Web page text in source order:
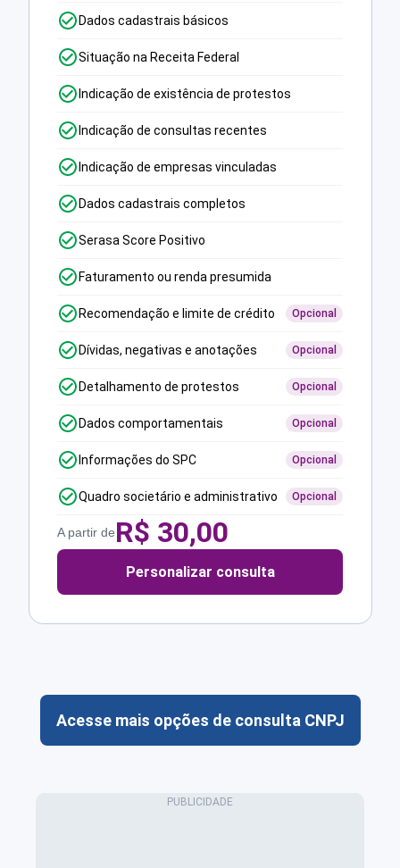
Dados cadastrais básicos
Situação na Receita Federal
Indicação de existência de protestos
Indicação de consultas recentes
Indicação de empresas vinculadas
Dados cadastrais completos
Serasa Score Positivo
Faturamento ou renda presumida
Recomendação e limite de crédito Opcional
Dívidas, negativas e anotações Opcional
Detalhamento de protestos Opcional
Dados comportamentais Opcional
Informações do SPC Opcional
Quadro societário e administrativo Opcional
A partir deR$ 30,00
Personalizar consulta
Acesse mais opções de consulta CNPJ